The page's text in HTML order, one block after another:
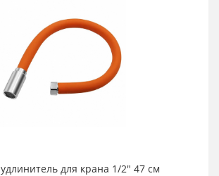
для крана 1/2" 47 см